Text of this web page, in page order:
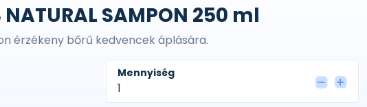
NATURAL SAMPON 250 ml
érzékeny bőrű kedvencek áplására.
Mennyiség